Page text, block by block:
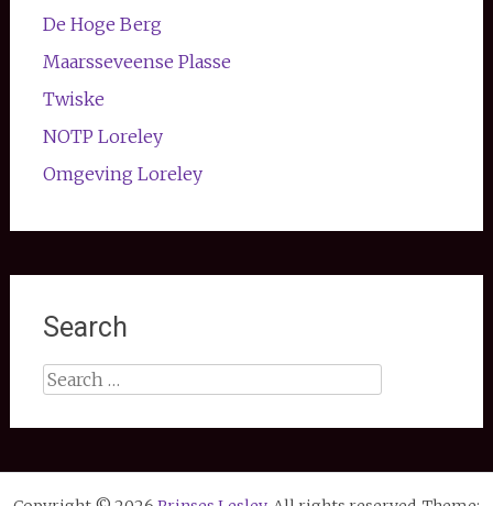
De Hoge Berg
Maarsseveense Plasse
Twiske
NOTP Loreley
Omgeving Loreley
Search
Search